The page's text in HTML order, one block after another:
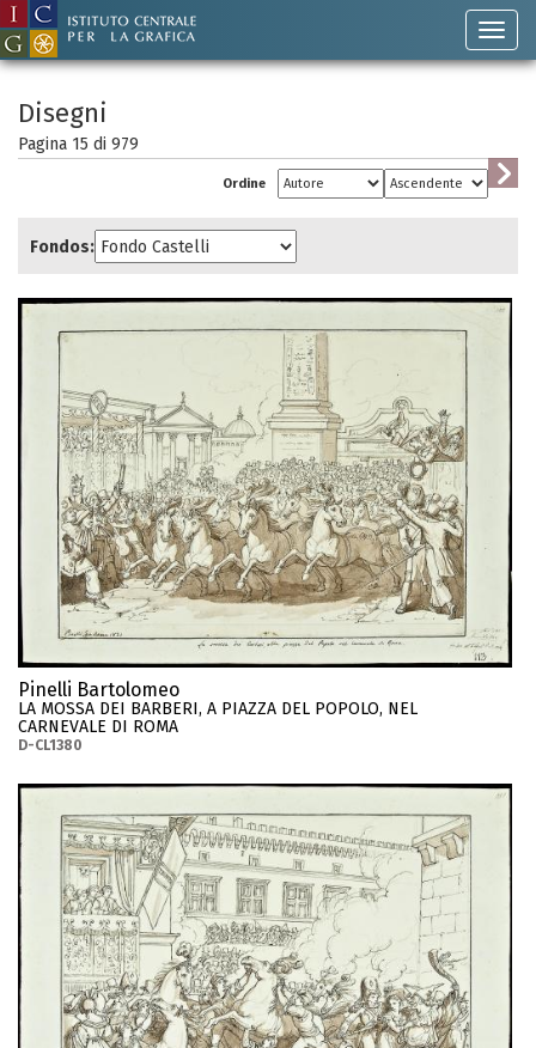
Disegni
Pagina 15 di 979
Ordine
Fondos:
Pinelli Bartolomeo
LA MOSSA DEI BARBERI, A PIAZZA DEL POPOLO, NEL
CARNEVALE DI ROMA
D-CL1380